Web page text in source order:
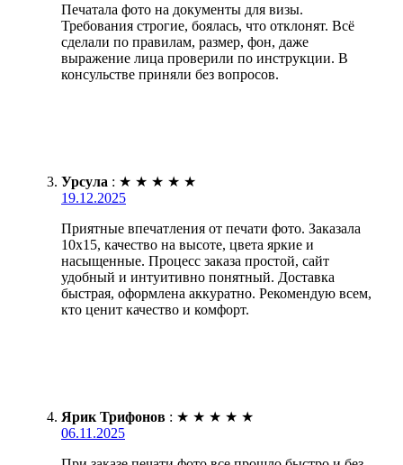
Печатала фото на документы для визы.
Требования строгие, боялась, что отклонят. Всё
сделали по правилам, размер, фон, даже
выражение лица проверили по инструкции. В
консульстве приняли без вопросов.
Урсула : ★ ★ ★ ★ ★
19.12.2025
Приятные впечатления от печати фото. Заказала
10х15, качество на высоте, цвета яркие и
насыщенные. Процесс заказа простой, сайт
удобный и интуитивно понятный. Доставка
быстрая, оформлена аккуратно. Рекомендую всем,
кто ценит качество и комфорт.
Ярик Трифонов : ★ ★ ★ ★ ★
06.11.2025